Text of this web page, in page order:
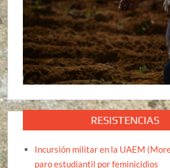
RESISTENCIAS
Incursión militar en la UAEM
paro estudiantil por feminicidios